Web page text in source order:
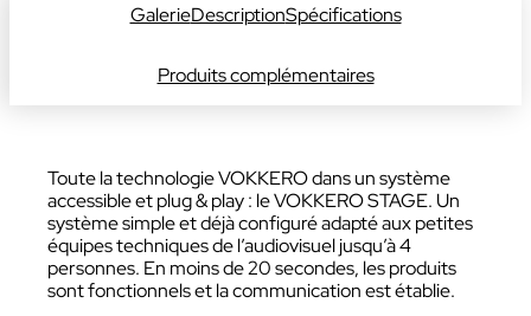
GalerieDescriptionSpécifications
Produits complémentaires
Toute la technologie VOKKERO dans un système
accessible et plug & play : le VOKKERO STAGE. Un
système simple et déjà configuré adapté aux petites
équipes techniques de l’audiovisuel jusqu’à 4
personnes. En moins de 20 secondes, les produits
sont fonctionnels et la communication est établie.